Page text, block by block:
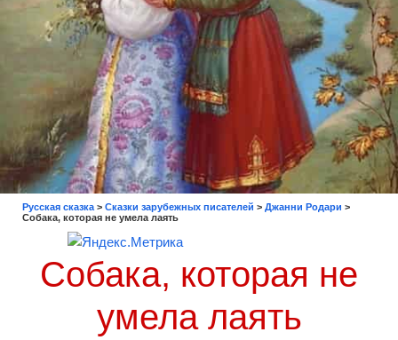
Русская сказка > Сказки зарубежных писателей > Джанни Родари >
Собака, которая не умела лаять
Собака, которая не
умела лаять